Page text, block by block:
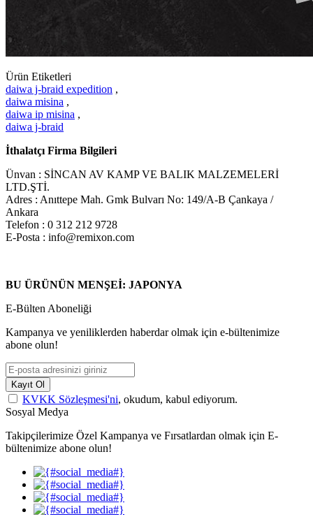
Ürün Etiketleri
daiwa j-braid expedition ,
daiwa misina ,
daiwa ip misina ,
daiwa j-braid
İthalatçı Firma Bilgileri
Ünvan : SİNCAN AV KAMP VE BALIK MALZEMELERİ
LTD.ŞTİ.
Adres : Anıttepe Mah. Gmk Bulvarı No: 149/A-B Çankaya /
Ankara
Telefon : 0 312 212 9728
E-Posta : info@remixon.com
BU ÜRÜNÜN MENŞEİ: JAPONYA
E-Bülten Aboneliği
Kampanya ve yeniliklerden haberdar olmak için e-bültenimize
abone olun!
Kayıt Ol
KVKK Sözleşmesi'ni, okudum, kabul ediyorum.
Sosyal Medya
Takipçilerimize Özel Kampanya ve Fırsatlardan olmak için E-
bültenimize abone olun!